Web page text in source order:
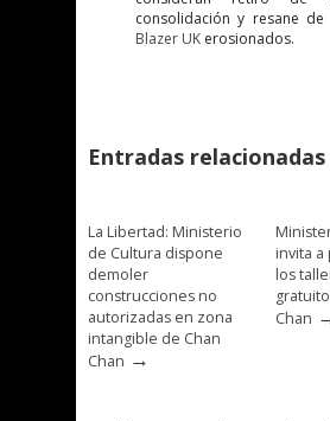
consolidación y resane de
Blazer UK erosionados.
Entradas relacionadas
La Libertad: Ministerio
de Cultura dispone
demoler
construcciones no
autorizadas en zona
intangible de Chan
Chan →
invita a
los
Chan